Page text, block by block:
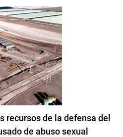
recursos de la defensa del
de abuso sexual